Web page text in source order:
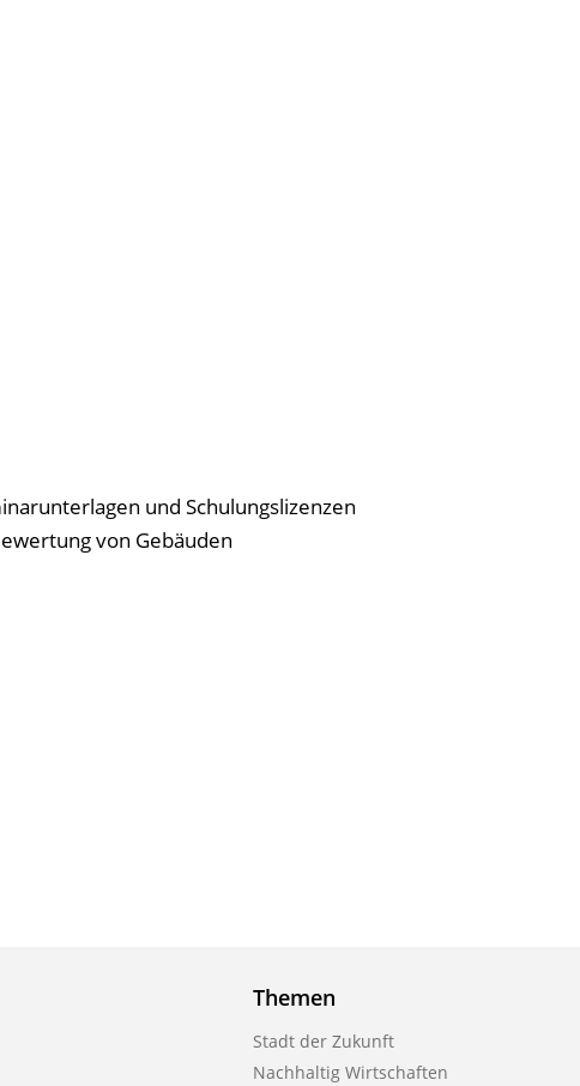
und Schulungslizenzen
von Gebäuden
Themen
Stadt der Zukunft
Nachhaltig Wirtschaften